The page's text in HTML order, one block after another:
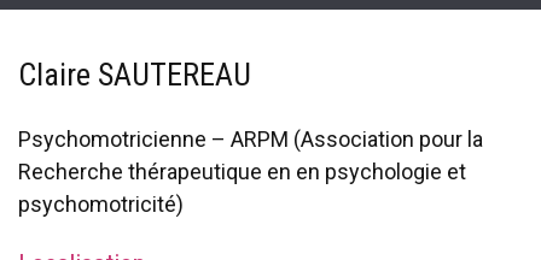
Claire SAUTEREAU
Psychomotricienne – ARPM (Association pour la
Recherche thérapeutique en en psychologie et
psychomotricité)